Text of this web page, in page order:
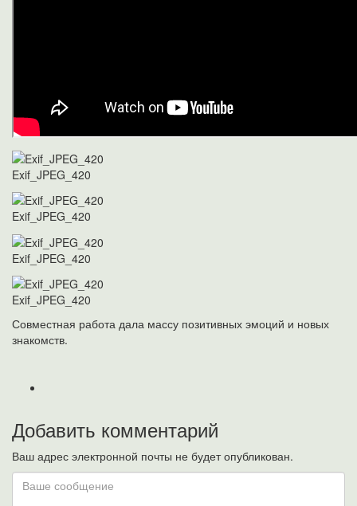
Exif_JPEG_420
Exif_JPEG_420
Exif_JPEG_420
Exif_JPEG_420
Совместная работа дала массу позитивных эмоций и новых
знакомств.
Добавить комментарий
Ваш адрес электронной почты не будет опубликован.